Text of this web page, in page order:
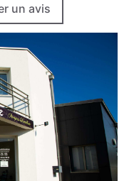
un avis